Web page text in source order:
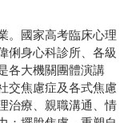
。國家高考臨床心理
俐身心科診所、各級
各大機關團體演講
交焦慮症及各式焦慮
治療、親職溝通、情